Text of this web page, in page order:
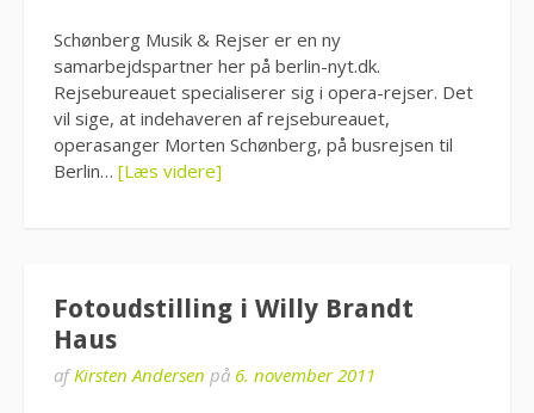
Schønberg Musik & Rejser er en ny
samarbejdspartner her på berlin-nyt.dk.
Rejsebureauet specialiserer sig i opera-rejser. Det
vil sige, at indehaveren af rejsebureauet,
operasanger Morten Schønberg, på busrejsen til
Berlin… [Læs videre]
Fotoudstilling i Willy Brandt
Haus
afKirsten Andersen på 6. november 2011